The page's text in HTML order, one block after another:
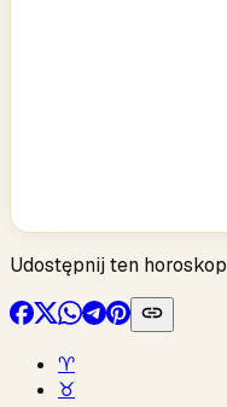
Udostępnij ten horoskop
♈︎
♉︎